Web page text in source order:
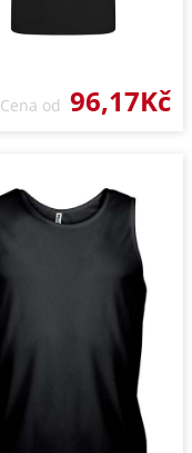
Cena od 96,17Kč